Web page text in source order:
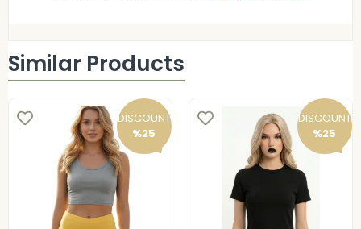
Similar Products
DISCOUNT
%25
DISCOUNT
%25